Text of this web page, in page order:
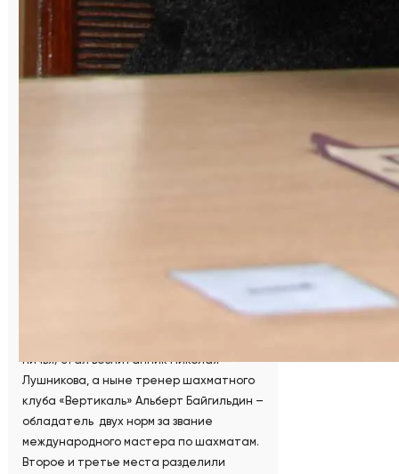
на спартакиады и турниры различного
уровня и значения, – отметила Оксана
Глухова. – Николай Владимирович был
чемпионом России в командном
Символично, что победителем турнира с
ничья) стал воспитанник Николая
Лушникова, а ныне тренер шахматного
клуба «Вертикаль» Альберт Байгильдин –
обладатель двух норм за звание
международного мастера по шахматам.
Второе и третье места разделили